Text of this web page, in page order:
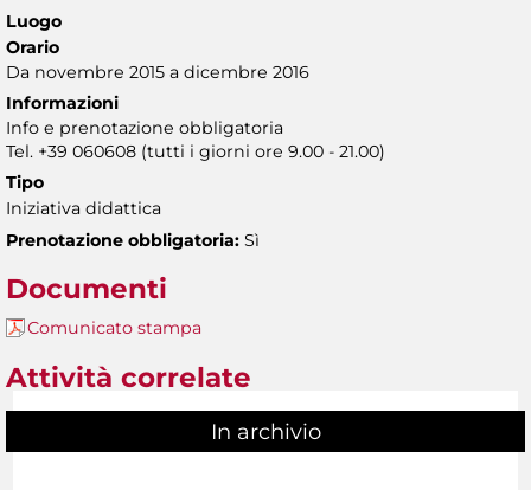
Luogo
Orario
Da novembre 2015 a dicembre 2016
Informazioni
Info e prenotazione obbligatoria
Tel. +39 060608 (tutti i giorni ore 9.00 - 21.00)
Tipo
Iniziativa didattica
Prenotazione obbligatoria: Sì
Documenti
Comunicato stampa
Attività correlate
In archivio